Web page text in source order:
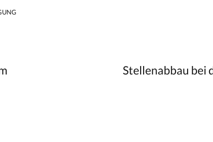
Stellenabbau bei